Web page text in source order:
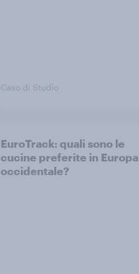
Caso di Studio
EuroTrack: quali sono le
cucine preferite in Europa
occidentale?